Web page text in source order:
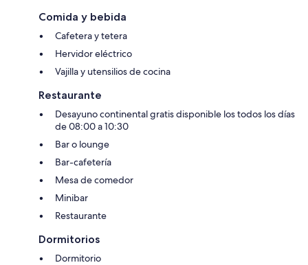
Comida y bebida
Cafetera y tetera
Hervidor eléctrico
Vajilla y utensilios de cocina
Restaurante
Desayuno continental gratis disponible los todos los días
de 08:00 a 10:30
Bar o lounge
Bar-cafetería
Mesa de comedor
Minibar
Restaurante
Dormitorios
Dormitorio